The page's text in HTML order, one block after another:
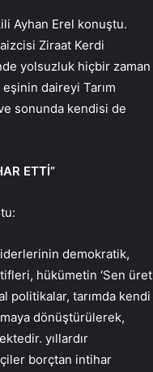
Ayhan Erel konuştu.
Ziraat Kerdi
yolsuzluk hiçbir zaman
daireyi Tarım
sonunda kendisi de
ETTİ”
demokratik,
hükümetin ‘Sen üret
politikalar, tarımda kendi
dönüştürülerek,
yıllardır
borçtan intihar